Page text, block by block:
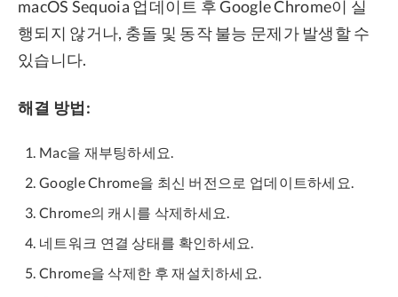
macOS Sequoia 업데이트 후 Google Chrome이 실
행되지 않거나, 충돌 및 동작 불능 문제가 발생할 수
있습니다.
해결 방법:
Mac을 재부팅하세요.
Google Chrome을 최신 버전으로 업데이트하세요.
Chrome의 캐시를 삭제하세요.
네트워크 연결 상태를 확인하세요.
Chrome을 삭제한 후 재설치하세요.